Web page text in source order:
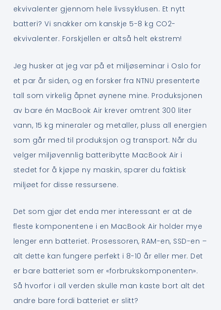
ekvivalenter gjennom hele livssyklusen. Et nytt
batteri? Vi snakker om kanskje 5-8 kg CO2-
ekvivalenter. Forskjellen er altså helt ekstrem!
Jeg husker at jeg var på et miljøseminar i Oslo for
et par år siden, og en forsker fra NTNU presenterte
tall som virkelig åpnet øynene mine. Produksjonen
av bare én MacBook Air krever omtrent 300 liter
vann, 15 kg mineraler og metaller, pluss all energien
som går med til produksjon og transport. Når du
velger miljøvennlig batteribytte MacBook Air i
stedet for å kjøpe ny maskin, sparer du faktisk
miljøet for disse ressursene.
Det som gjør det enda mer interessant er at de
fleste komponentene i en MacBook Air holder mye
lenger enn batteriet. Prosessoren, RAM-en, SSD-en –
alt dette kan fungere perfekt i 8-10 år eller mer. Det
er bare batteriet som er «forbrukskomponenten».
Så hvorfor i all verden skulle man kaste bort alt det
andre bare fordi batteriet er slitt?